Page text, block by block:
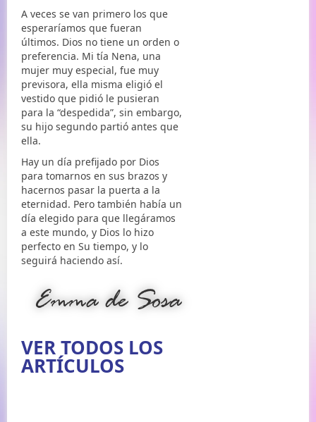
A veces se van primero los que
esperaríamos que fueran
últimos. Dios no tiene un orden o
preferencia. Mi tía Nena, una
mujer muy especial, fue muy
previsora, ella misma eligió el
vestido que pidió le pusieran
para la “despedida”, sin embargo,
su hijo segundo partió antes que
ella.
Hay un día prefijado por Dios
para tomarnos en sus brazos y
hacernos pasar la puerta a la
eternidad. Pero también había un
día elegido para que llegáramos
a este mundo, y Dios lo hizo
perfecto en Su tiempo, y lo
seguirá haciendo así.
VER TODOS LOS
ARTÍCULOS